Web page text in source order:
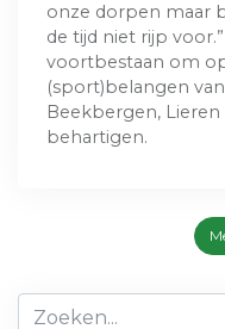
onze dorpen maar
de tijd niet rijp
voortbestaan om
(sport)belangen
Beekbergen,
behartigen.